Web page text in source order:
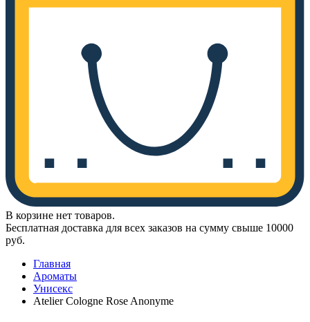
В корзине нет товаров.
Бесплатная доставка для всех заказов на сумму свыше 10000
руб.
Главная
Ароматы
Унисекс
Atelier Cologne Rose Anonyme